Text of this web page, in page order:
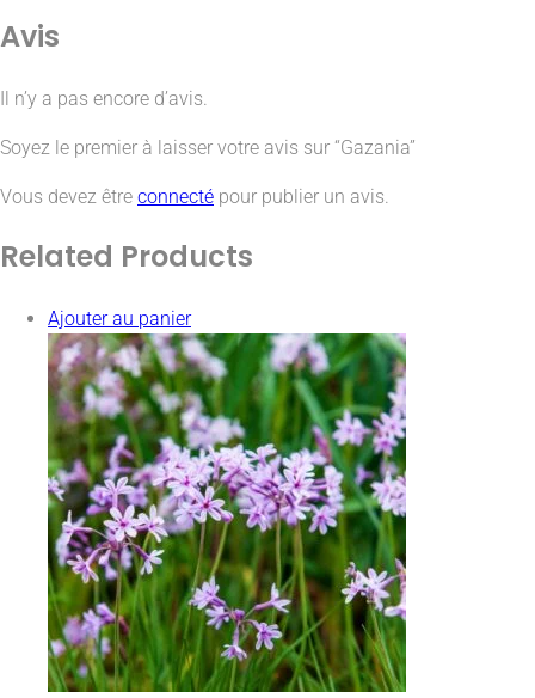
Avis
Il n’y a pas encore d’avis.
Soyez le premier à laisser votre avis sur “Gazania”
Vous devez être connecté pour publier un avis.
Related Products
Ajouter au panier